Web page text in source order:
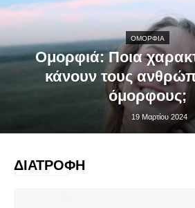
ΟΜΟΡΦΙΑ
Ομορφιά: Ποια
κάνουν τους
όμορφους;
19 Μαρτίου 2024
ΔΙΑΤΡΟΦΗ